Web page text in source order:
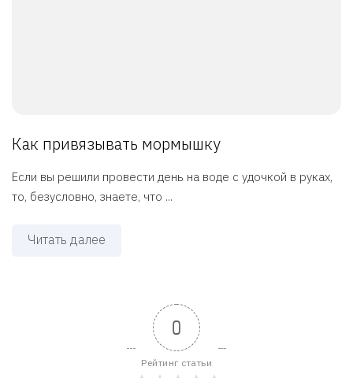
Как привязывать мормышку
Если вы решили провести день на воде с удочкой в руках,
то, безусловно, знаете, что ...
Читать далее
0
Рейтинг статьи